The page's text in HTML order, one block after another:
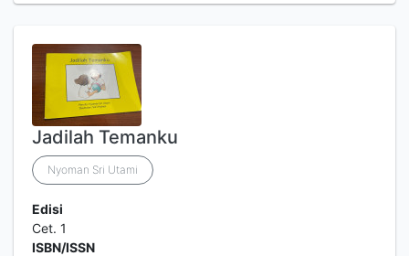
Jadilah Temanku
Nyoman Sri Utami
Edisi
Cet. 1
ISBN/ISSN